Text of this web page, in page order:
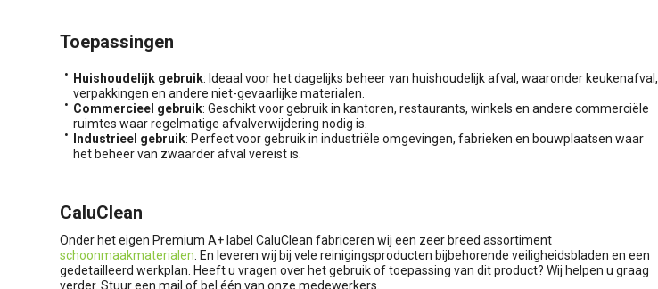
Toepassingen
Huishoudelijk gebruik: Ideaal voor het dagelijks beheer van huishoudelijk afval, waaronder keukenafval,
verpakkingen en andere niet-gevaarlijke materialen.
Commercieel gebruik: Geschikt voor gebruik in kantoren, restaurants, winkels en andere commerciële
ruimtes waar regelmatige afvalverwijdering nodig is.
Industrieel gebruik: Perfect voor gebruik in industriële omgevingen, fabrieken en bouwplaatsen waar
het beheer van zwaarder afval vereist is.
CaluClean
Onder het eigen Premium A+ label CaluClean fabriceren wij een zeer breed assortiment
schoonmaakmaterialen . En leveren wij bij vele reinigingsproducten bijbehorende veiligheidsbladen en een
gedetailleerd werkplan. Heeft u vragen over het gebruik of toepassing van dit product? Wij helpen u graag
verder. Stuur een mail of bel één van onze medewerkers.